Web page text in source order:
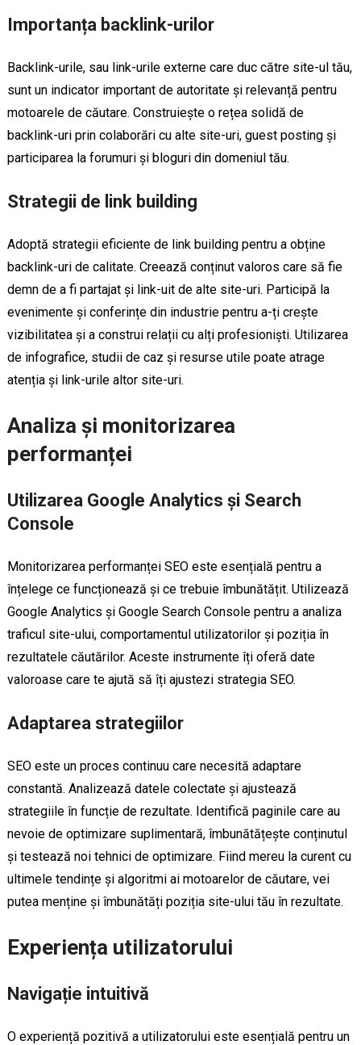
Importanța backlink-urilor
Backlink-urile, sau link-urile externe care duc către site-ul tău,
sunt un indicator important de autoritate și relevanță pentru
motoarele de căutare. Construiește o rețea solidă de
backlink-uri prin colaborări cu alte site-uri, guest posting și
participarea la forumuri și bloguri din domeniul tău.
Strategii de link building
Adoptă strategii eficiente de link building pentru a obține
backlink-uri de calitate. Creează conținut valoros care să fie
demn de a fi partajat și link-uit de alte site-uri. Participă la
evenimente și conferințe din industrie pentru a-ți crește
vizibilitatea și a construi relații cu alți profesioniști. Utilizarea
de infografice, studii de caz și resurse utile poate atrage
atenția și link-urile altor site-uri.
Analiza și monitorizarea
performanței
Utilizarea Google Analytics și Search
Console
Monitorizarea performanței SEO este esențială pentru a
înțelege ce funcționează și ce trebuie îmbunătățit. Utilizează
Google Analytics și Google Search Console pentru a analiza
traficul site-ului, comportamentul utilizatorilor și poziția în
rezultatele căutărilor. Aceste instrumente îți oferă date
valoroase care te ajută să îți ajustezi strategia SEO.
Adaptarea strategiilor
SEO este un proces continuu care necesită adaptare
constantă. Analizează datele colectate și ajustează
strategiile în funcție de rezultate. Identifică paginile care au
nevoie de optimizare suplimentară, îmbunătățește conținutul
și testează noi tehnici de optimizare. Fiind mereu la curent cu
ultimele tendințe și algoritmi ai motoarelor de căutare, vei
putea menține și îmbunătăți poziția site-ului tău în rezultate.
Experiența utilizatorului
Navigație intuitivă
O experiență pozitivă a utilizatorului este esențială pentru un